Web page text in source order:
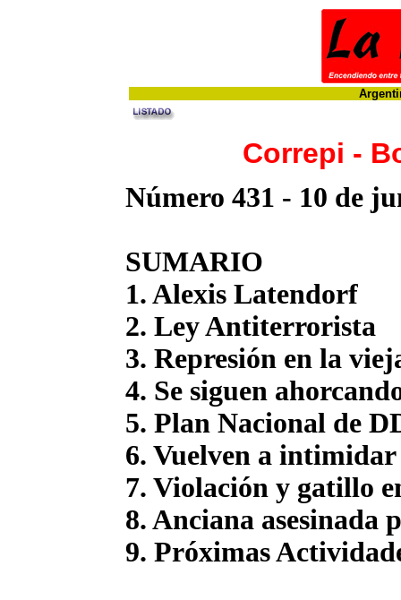
Correpi -
Número 431 - 10 de
SUMARIO
1. Alexis Latendorf
2. Ley Antiterrorista
3. Represión en la
4. Se siguen
5. Plan Nacional de
6. Vuelven a
7. Violación y gatillo
8. Anciana
9. Próximas